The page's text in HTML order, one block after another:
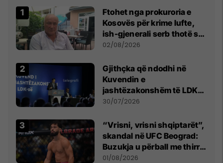
Ftohet nga prokuroria e
Kosovës për krime lufte,
ish-gjenerali serb thotë se
dikush e tradhtoi në
02/08/2026
Gjithçka që ndodhi në
Kuvendin e
jashtëzakonshëm të LDK-
së
30/07/2026
“Vrisni, vrisni shqiptarët”,
skandal në UFC Beograd:
Buzukja u përball me thirrje
anti-shqiptare nga
01/08/2026